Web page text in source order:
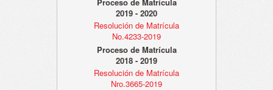
2019 - 2020
Resolución de Matrícula
No.4233-2019
Proceso de Matrícula
2018 - 2019
Resolución de Matrícula
Nro.3665-2019